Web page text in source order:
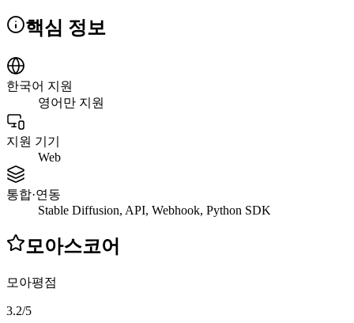
핵심 정보
한국어 지원
영어만 지원
지원 기기
Web
통합·연동
Stable Diffusion, API, Webhook, Python SDK
모아스코어
모아평점
3.2/5